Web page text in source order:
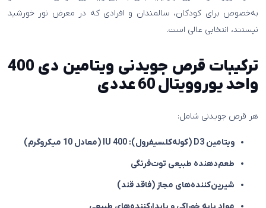
به‌خصوص برای کودکان، سالمندان و افرادی که در معرض نور خورشید
نیستند، انتخابی عالی است.
ترکیبات
قرص جویدنی ویتامین دی 400
واحد یوروویتال 60 عددی
هر قرص جویدنی شامل:
ویتامین D3 (کوله‌کلسیفرول): 400 IU (معادل 10 میکروگرم)
طعم‌دهنده طبیعی توت‌فرنگی
شیرین‌کننده‌های مجاز (فاقد قند)